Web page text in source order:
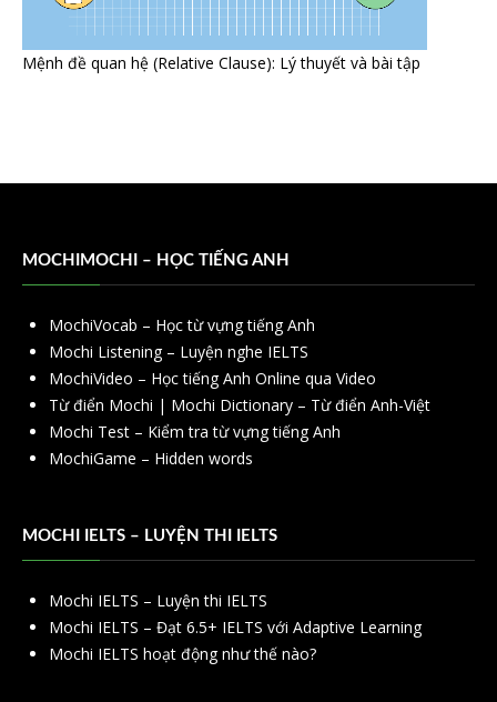
Mệnh đề quan hệ (Relative Clause): Lý thuyết và bài tập
MOCHIMOCHI – HỌC TIẾNG ANH
MochiVocab – Học từ vựng tiếng Anh
Mochi Listening – Luyện nghe IELTS
MochiVideo – Học tiếng Anh Online qua Video
Từ điển Mochi | Mochi Dictionary – Từ điển Anh-Việt
Mochi Test – Kiểm tra từ vựng tiếng Anh
MochiGame – Hidden words
MOCHI IELTS – LUYỆN THI IELTS
Mochi IELTS – Luyện thi IELTS
Mochi IELTS – Đạt 6.5+ IELTS với Adaptive Learning
Mochi IELTS hoạt động như thế nào?